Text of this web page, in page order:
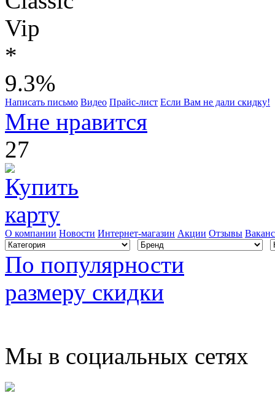
Vip
*
9.3%
Написать письмо Видео Прайс-лист Если Вам не дали скидку!
Мне нравится
27
О компании Новости Интернет-магазин Акции Отзывы
По популярности
размеру скидки
Мы в социальных сетях